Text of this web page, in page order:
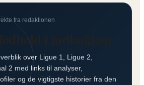
fra redaktionen
i indbakken
over Ligue 1, Ligue 2,
2 med links til analyser,
og de vigtigste historier fra den